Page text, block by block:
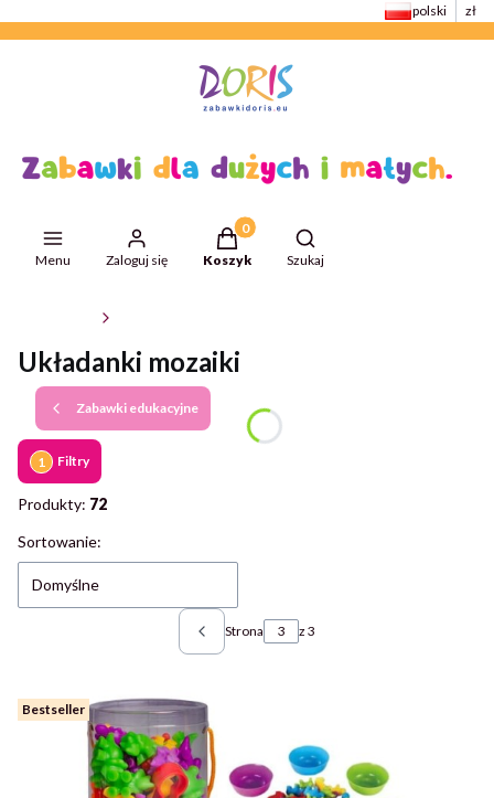
polski zł
Menu Zaloguj się
Produkty w koszyku: 0. Zobacz
Koszyk
Otwórz wyszukiwarkę
Szukaj
Układanki mozaiki
Zabawki edukacyjne
Filtry
Produkty: 72
Lista produktów
Sortowanie:
Domyślne
Poprzednie produkty
Strona z 3
Bestseller